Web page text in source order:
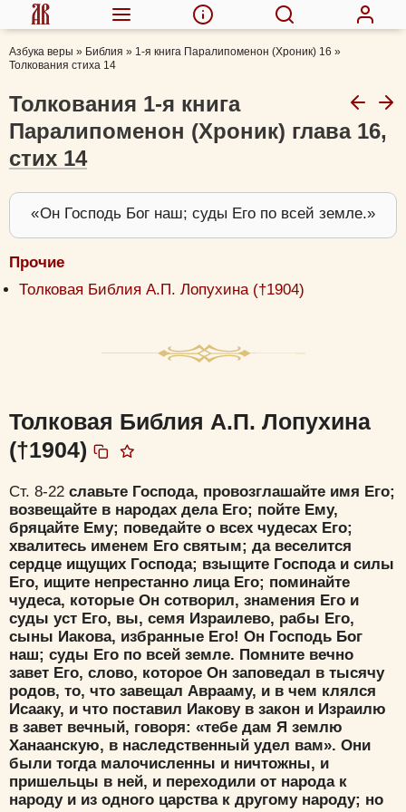
Азбука веры » Библия » 1-я книга Паралипоменон (Хроник) 16 »
Толкования стиха 14
Толкования 1-я книга
Паралипоменон (Хроник) глава 16,
стих 14
Он Господь Бог наш; суды Его по всей земле.
Прочие
Толковая Библия А.П. Лопухина (†1904)
Толковая Библия А.П. Лопухина
(†1904)
Ст. 8-22 славьте Господа, провозглашайте имя Его;
возвещайте в народах дела Его; пойте Ему,
бряцайте Ему; поведайте о всех чудесах Его;
хвалитесь именем Его святым; да веселится
сердце ищущих Господа; взыщите Господа и силы
Его, ищите непрестанно лица Его; поминайте
чудеса, которые Он сотворил, знамения Его и
суды уст Его, вы, семя Израилево, рабы Его,
сыны Иакова, избранные Его! Он Господь Бог
наш; суды Его по всей земле. Помните вечно
завет Его, слово, которое Он заповедал в тысячу
родов, то, что завещал Аврааму, и в чем клялся
Исааку, и что поставил Иакову в закон и Израилю
в завет вечный, говоря: «тебе дам Я землю
Ханаанскую, в наследственный удел вам». Они
были тогда малочисленны и ничтожны, и
пришельцы в ней, и переходили от народа к
народу и из одного царства к другому народу; но